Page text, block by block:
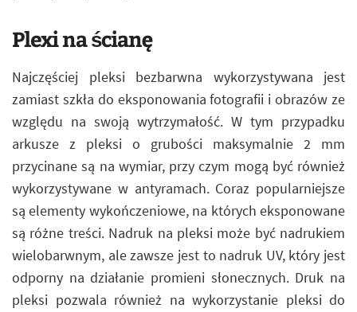
Plexi na ścianę
Najczęściej pleksi bezbarwna wykorzystywana jest
zamiast szkła do eksponowania fotografii i obrazów ze
względu na swoją wytrzymałość. W tym przypadku
arkusze z pleksi o grubości maksymalnie 2 mm
przycinane są na wymiar, przy czym mogą być również
wykorzystywane w antyramach. Coraz popularniejsze
są elementy wykończeniowe, na których eksponowane
są różne treści. Nadruk na pleksi może być nadrukiem
wielobarwnym, ale zawsze jest to nadruk UV, który jest
odporny na działanie promieni słonecznych. Druk na
pleksi pozwala również na wykorzystanie pleksi do